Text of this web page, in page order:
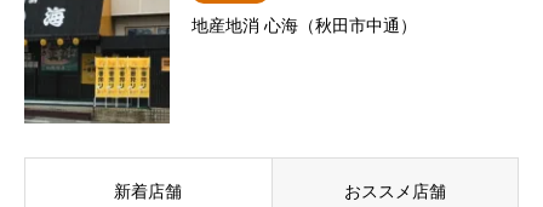
地産地消 心海（秋田市中通）
新着店舗 おススメ店舗